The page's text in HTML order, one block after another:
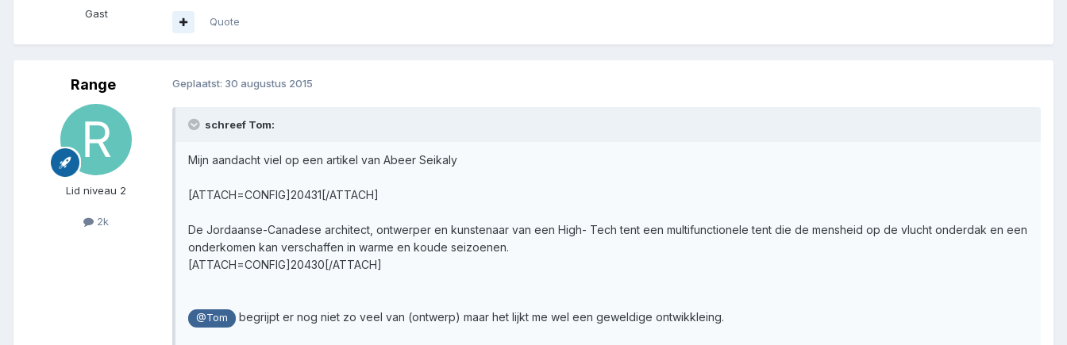
Gast
Quote
Range
Lid niveau 2
2k
Geplaatst: 30 augustus 2015
schreef Tom:
Mijn aandacht viel op een artikel van Abeer Seikaly
[ATTACH=CONFIG]20431[/ATTACH]
De Jordaanse-Canadese architect, ontwerper en kunstenaar van een High- Tech tent een multifunctionele tent die de mensheid op de vlucht onderdak en een
onderkomen kan verschaffen in warme en koude seizoenen.
[ATTACH=CONFIG]20430[/ATTACH]
@Tom begrijpt er nog niet zo veel van (ontwerp) maar het lijkt me wel een geweldige ontwikkleing.